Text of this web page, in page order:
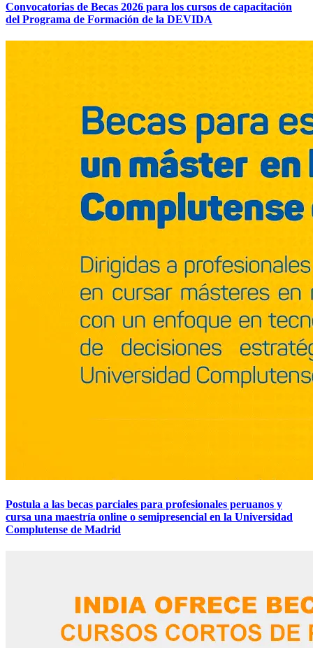
Convocatorias de Becas 2026 para los cursos de capacitación
del Programa de Formación de la DEVIDA
Postula a las becas parciales para profesionales peruanos y
cursa una maestría online o semipresencial en la Universidad
Complutense de Madrid